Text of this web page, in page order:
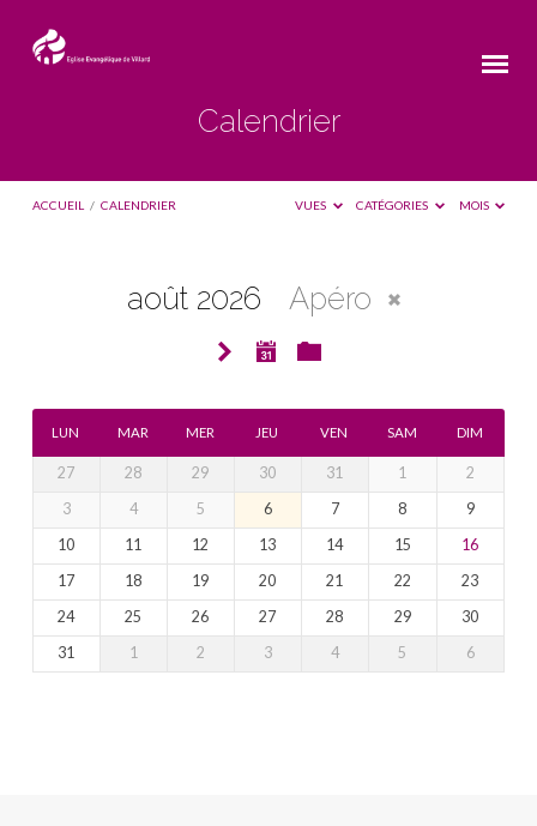
Calendrier
ACCUEIL / CALENDRIER VUES CATÉGORIES MOIS
août 2026 Apéro
LUN MAR MER JEU VEN SAM DIM
27 28 29 30 31 1
2
3
4 5 6 7 8
9
10
11 12 13 14 15
16
17
18 19 20 21 22
23
24
25 26 27 28 29
30
31
1 2 3 4 5 6